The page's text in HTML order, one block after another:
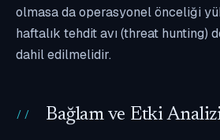
olmasa da operasyonel önceliği
haftalık tehdit avı (threat hunting)
dahil edilmelidir.
Bağlam ve Etki